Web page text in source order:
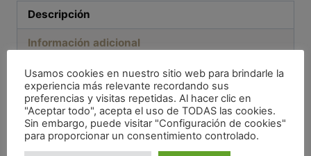
Descripción
Información adicional
Valoraciones (0)
Descripción
Usamos cookies en nuestro sitio web para brindarle la
experiencia más relevante recordando sus
preferencias y visitas repetidas. Al hacer clic en
"Aceptar todo", acepta el uso de TODAS las cookies.
Sin embargo, puede visitar "Configuración de cookies"
para proporcionar un consentimiento controlado.